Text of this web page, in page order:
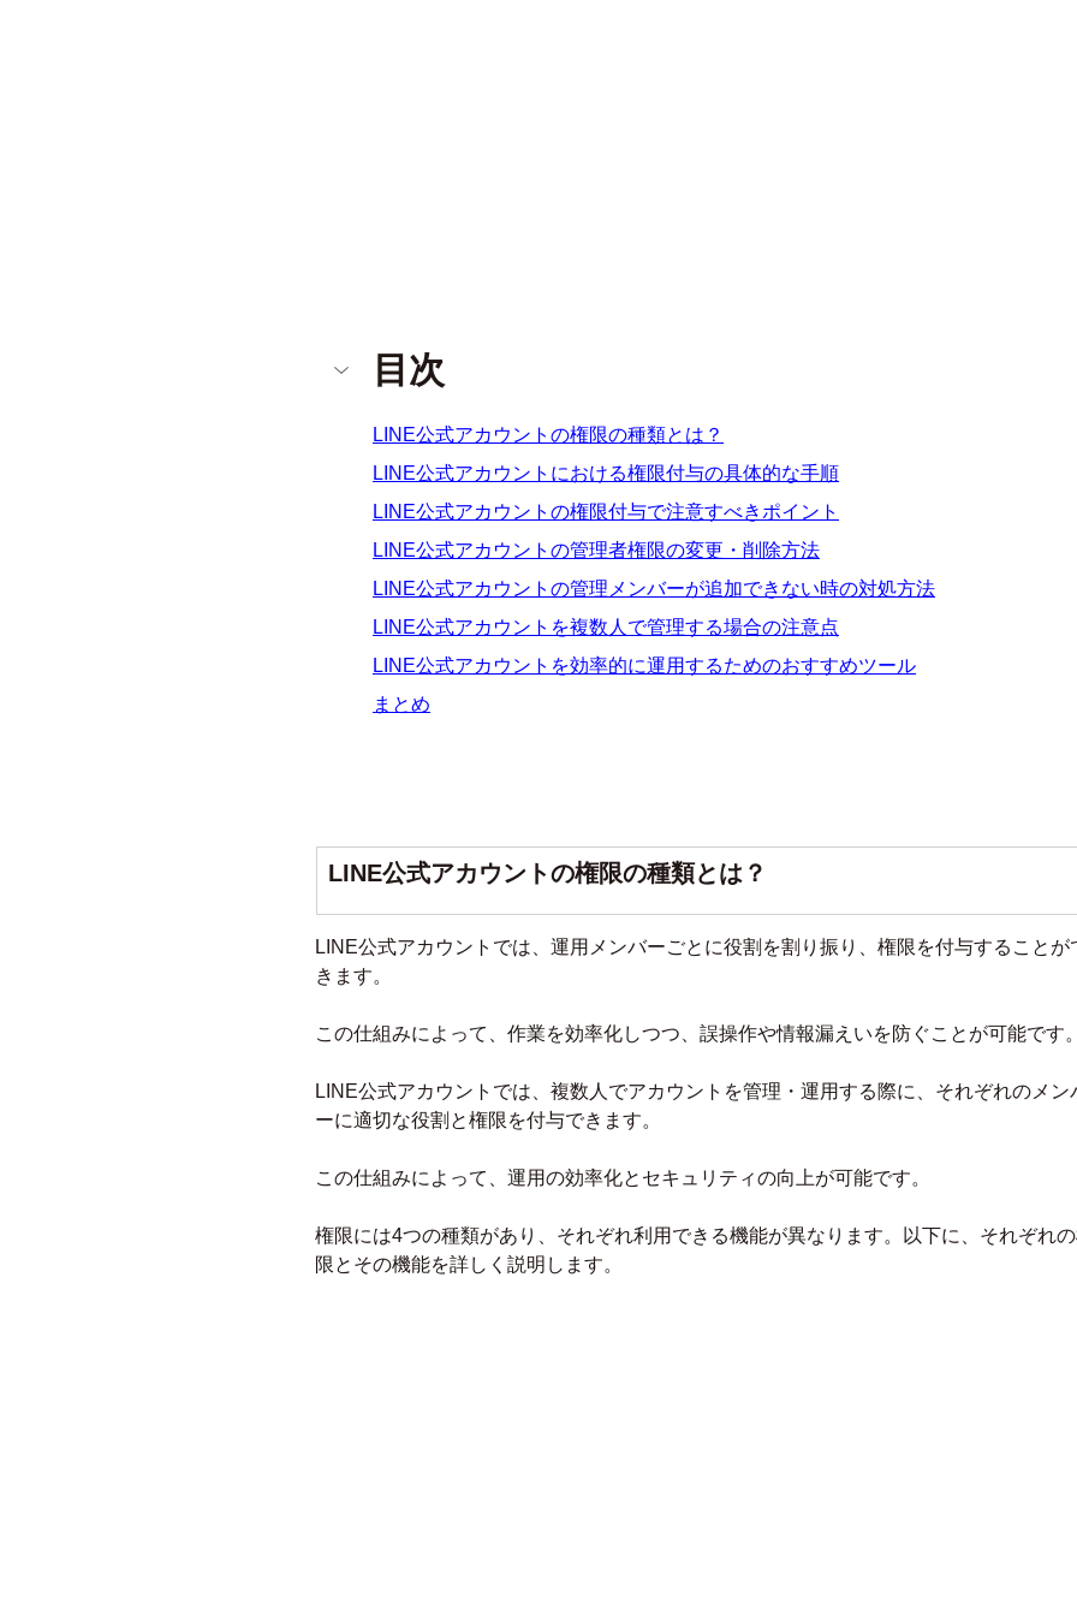
目次
LINE公式アカウントの権限の種類とは？
LINE公式アカウントにおける権限付与の具体的な手順
LINE公式アカウントの権限付与で注意すべきポイント
LINE公式アカウントの管理者権限の変更・削除方法
LINE公式アカウントの管理メンバーが追加できない時の対処方法
LINE公式アカウントを複数人で管理する場合の注意点
LINE公式アカウントを効率的に運用するためのおすすめツール
まとめ
LINE公式アカウントの権限の種類とは？
LINE公式アカウントでは、運用メンバーごとに役割を割り振り、権限を付与することが
きます。
この仕組みによって、作業を効率化しつつ、誤操作や情報漏えいを防ぐことが可能です
LINE公式アカウントでは、複数人でアカウントを管理・運用する際に、それぞれのメン
ーに適切な役割と権限を付与できます。
この仕組みによって、運用の効率化とセキュリティの向上が可能です。
権限には4つの種類があり、それぞれ利用できる機能が異なります。以下に、それぞれ
限とその機能を詳しく説明します。